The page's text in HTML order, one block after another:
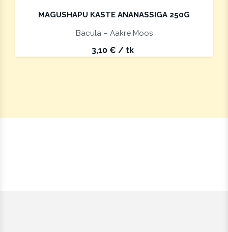
MAGUSHAPU KASTE ANANASSIGA 250G
Bacula – Aakre Moos
3,10 € / tk